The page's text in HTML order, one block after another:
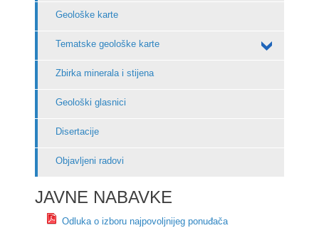
Geološke karte
Tematske geološke karte
Zbirka minerala i stijena
Geološki glasnici
Disertacije
Objavljeni radovi
JAVNE NABAVKE
Odluka o izboru najpovoljnijeg ponuđača